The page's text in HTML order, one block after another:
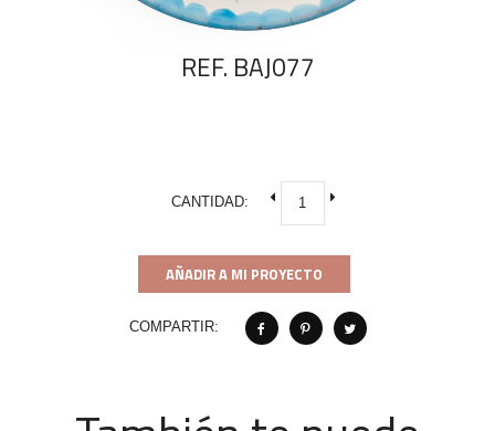
REF. BAJ077
CANTIDAD:
AÑADIR A MI PROYECTO
COMPARTIR: